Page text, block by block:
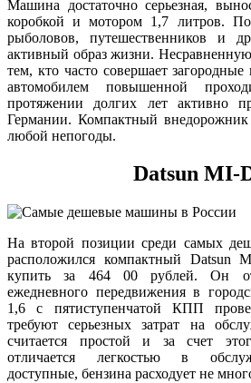
Машина достаточно серьезная,
коробкой и мотором 1,7 литров.
рыболовов, путешественников и
активный образ жизни.
тем, кто часто совершает
автомобилем повышенной
протяжении долгих лет активно
Германии. Компактный
любой непогоды.
Datsun MI-
На второй позиции среди самых
расположился компактный Datsun
купить за 464 00 рублей. Он
ежедневного передвижения в
1,6 с пятиступенчатой КПП
требуют серьезных затрат на
считается простой и за счет
отличается легкостью в
доступные, бензина расходует не